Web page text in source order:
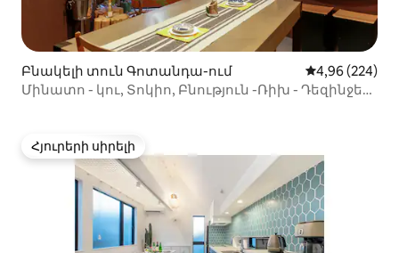
Բնակելի տուն Գոտանդա-ում Միջին
4,96 (224)
Մինատո - կու, Տոկիո, Բնություն -Ռիխ - Դեզինջեր
Հյուրերի սիրելի
Հյուրերի սիրելի